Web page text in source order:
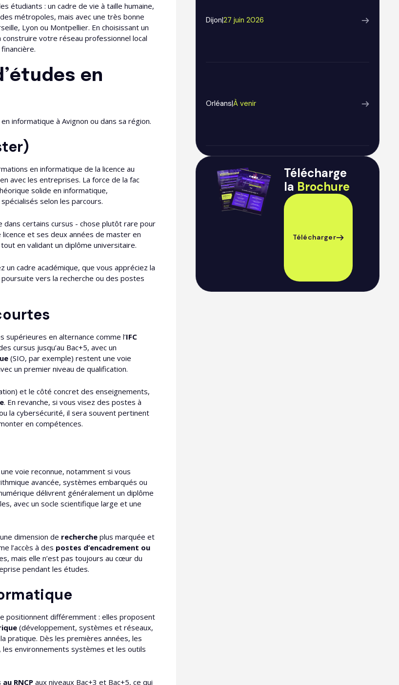
étudiants : un cadre de vie à taille humaine,
métropoles, mais avec une très bonne
Lyon ou Montpellier. En choisissant un
votre réseau professionnel local
en
informatique à Avignon ou dans sa région.
en informatique de la licence au
avec les entreprises. La force de la fac
solide en informatique,
selon les parcours.​
dans certains cursus - chose plutôt rare pour
et ses deux années de master en
en validant un diplôme universitaire.
un cadre académique, que vous appréciez la
vers la recherche ou des postes
supérieures en alternance comme l’IFC
cursus jusqu’au Bac+5, avec un
(SIO, par exemple) restent une voie
un premier niveau de qualification.​
et le côté concret des enseignements,
. En revanche, si vous visez des postes à
la cybersécurité, il sera souvent pertinent
en compétences.​
voie reconnue, notamment si vous
avancée, systèmes embarqués ou
délivrent généralement un diplôme
avec un socle scientifique large et une
dimension de recherche plus marquée et
l’accès à des postes d’encadrement ou
mais elle n’est pas toujours au cœur du
pendant les études.
positionnent différemment : elles proposent
(développement, systèmes et réseaux,
pratique. Dès les premières années, les
environnements systèmes et les outils
RNCPaux niveaux Bac+3 et Bac+5, ce qui
Dijon|27 juin 2026
Orléans|À venir
Télécharge
la Brochure
Télécharger